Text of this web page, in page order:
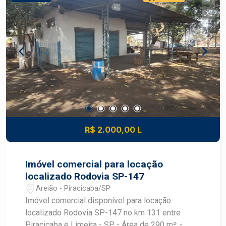
R$ 2.000,00 L
Imóvel comercial para locação
localizado Rodovia SP-147
Areião - Piracicaba/SP
Imóvel comercial disponível para locação
localizado Rodovia SP-147 no km 131 entre